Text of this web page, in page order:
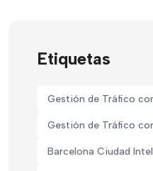
Etiquetas
Gestión de Tráfico
Gestión de Tráfico
Barcelona Ciudad